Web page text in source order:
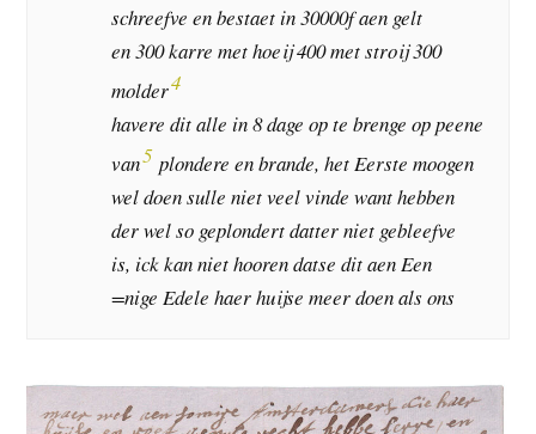
schreefve en bestaet in 30000f aen gelt
en 300 karre met hoeij 400 met stroij 300
molder4
havere dit alle in 8 dage op te brenge op peene
van5 plondere en brande, het Eerste moogen
wel doen sulle niet veel vinde want hebben
der wel so geplondert datter niet gebleefve
is, ick kan niet hooren datse dit aen Een
=nige Edele haer huijse meer doen als ons